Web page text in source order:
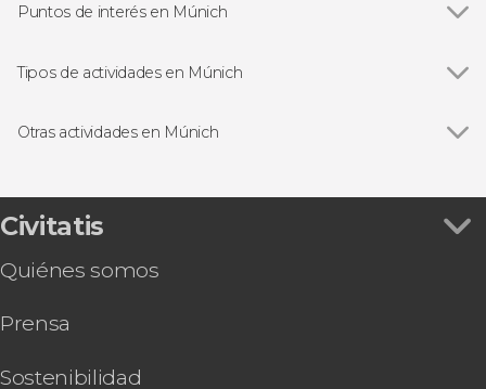
Puntos de interés en Múnich
Castillo de Neuschwanstein
Tipos de actividades en Múnich
Excursiones de un día desde Múnich
Otras actividades en Múnich
Tour de la cerveza por Múnich
Autobús turístico de Múnich, City Sightseeing
Múnich
Ilusiones de Múnich
Concierto de música clásica en el Palacio de
Civitatis
Quiénes somos
Prensa
Sostenibilidad